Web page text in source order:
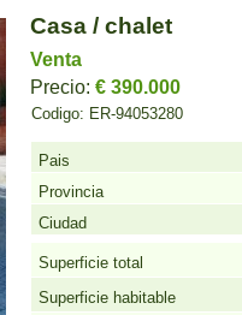
Casa / chalet
Venta
Precio: € 390.000
Codigo: ER-94053280
Pais
Provincia
Ciudad
Superficie total
Superficie habitable